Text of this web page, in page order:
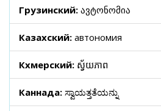
Грузинский: ავტონომია
Казахский: автономия
Кхмерский: ស្វ័យភាព
Каннада: ಸ್ವಾಯತ್ತತೆಯನ್ನು